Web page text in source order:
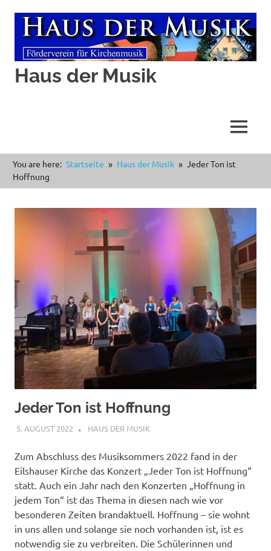
Zum
Inhalt
springen
Haus der Musik
MENÜ
You are here: Startseite Haus der Musik
Jeder Ton ist
Hoffnung
Jeder Ton ist Hoffnung
5. AUGUST 2022 ANDREAS
HAUS DER MUSIK
Zum Abschluss des Musiksommers 2022 fand in der
Eilshauser Kirche das Konzert „Jeder Ton ist Hoffnung“
statt. Auch ein Jahr nach den Konzerten „Hoffnung in
jedem Ton“ ist das Thema in diesen nach wie vor
besonderen Zeiten brandaktuell. Hoffnung – sie wohnt
in uns allen und solange sie noch vorhanden ist, ist es
notwendig sie zu verbreiten. Die Schülerinnen und